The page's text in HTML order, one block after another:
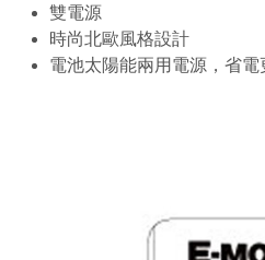
雙電源
時尚北歐風格設計
電池太陽能兩用電源，省電